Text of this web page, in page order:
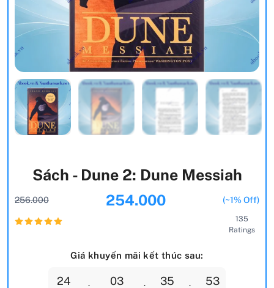
Sách - Dune 2: Dune Messiah
256.000 254.000 (~1% Off)
135
Ratings
Giá khuyến mãi kết thúc sau:
24 03 35 52